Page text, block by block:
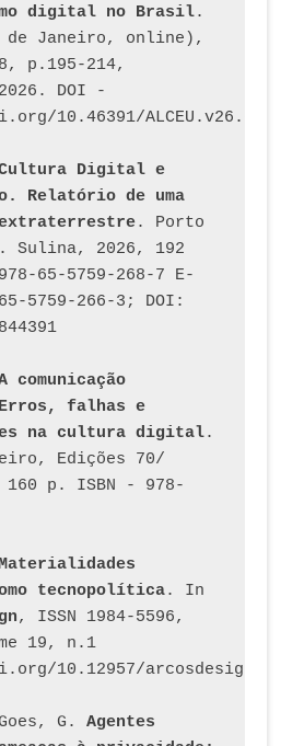
digital no Brasil.
de Janeiro, online),
p.195-214,
DOI -
10.46391/
Digital e
Relatório de uma
. Porto
Sulina, 2026, 192
65-5759-268-7 E-
5759-266-3; DOI:
comunicação
falhas e
na cultura digital.
Edições 70/
160 p. ISBN - 978-
tecnopolítica
, ISSN 1984-5596,
19, n.1
10.12957/
G. Agentes